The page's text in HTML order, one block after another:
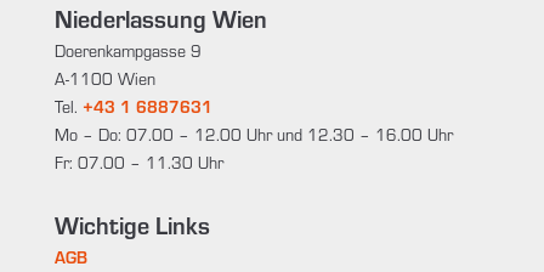
Niederlassung Wien
Doerenkampgasse 9
A-1100 Wien
Tel. +43 1 6887631
Mo – Do: 07.00 – 12.00 Uhr und 12.30 – 16.00 Uhr
Fr: 07.00 – 11.30 Uhr
Wichtige Links
AGB